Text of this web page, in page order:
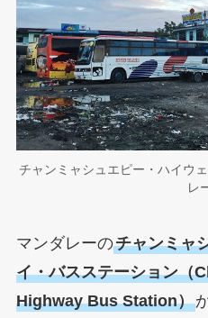
チャンミャシュエピー・ハイウ
レ
マンダレーのチャンミャ
イ・バスステーション（
Highway Bus Station）